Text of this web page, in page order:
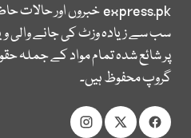
express.pkخبروں اور حالات
سب سے زیادہ وزٹ کی جانے
پر شائع شدہ تمام مواد کے جملہ
گروپ محفوظ ہیں۔